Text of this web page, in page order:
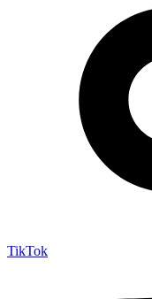
TikTok